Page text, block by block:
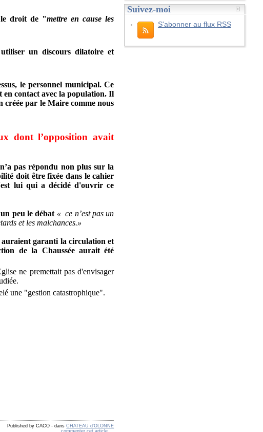
le droit de "mettre en cause les
un discours dilatoire et
le personnel municipal. Ce
en contact avec la population. Il
créée par le Maire comme nous
dont l’opposition avait
pas répondu non plus sur la
doit être fixée dans le cahier
lui qui a décidé d'ouvrir ce
peu le débat « ce n’est pas un
et les malchances.»
garanti la circulation et
de la Chaussée aurait été
ne premettait pas d'envisager
une "gestion catastrophique".
Published by CACO - dansCHATEAU d'OLONNE
Suivez-moi
S'abonner au flux RSS